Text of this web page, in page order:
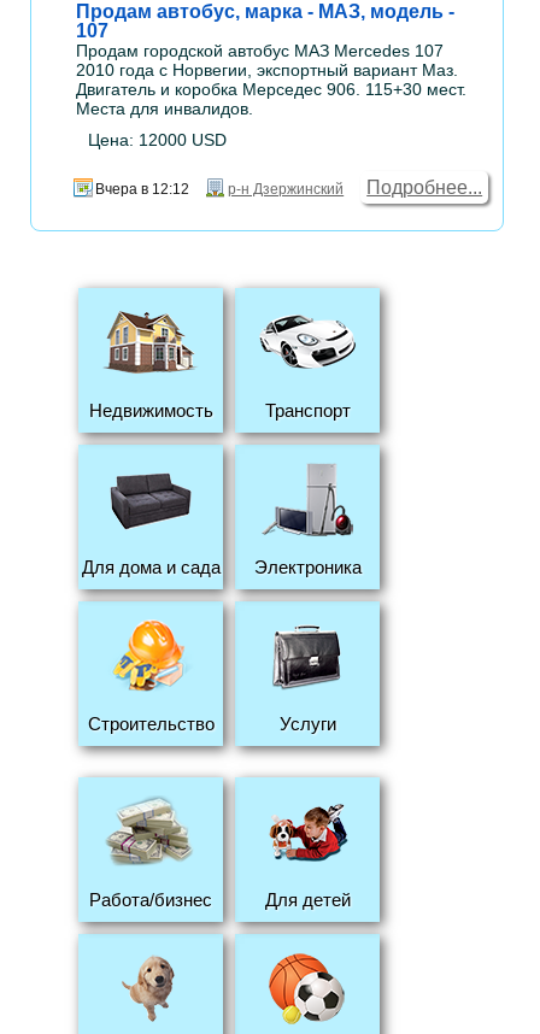
Продам автобус, марка - МАЗ, модель -
107
Продам городской автобус МАЗ Mercedes 107
2010 года с Норвегии, экспортный вариант Маз.
Двигатель и коробка Мерседес 906. 115+30 мест.
Места для инвалидов.
Цена: 12000 USD
Вчера в 12:12 р-н Дзержинский Подробнее...
Недвижимость Транспорт
Для дома и сада Электроника
Строительство Услуги
Работа/бизнес Для детей